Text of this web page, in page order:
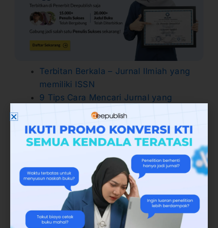
Terbitan Berkala – Jurnal Ilmiah yang
memiliki ISSN
9 Tips Cara Mencari Jurnal yang
memiliki ISSN
Kembali ke atas ▲
4. Cermati Pencantuman ISBN